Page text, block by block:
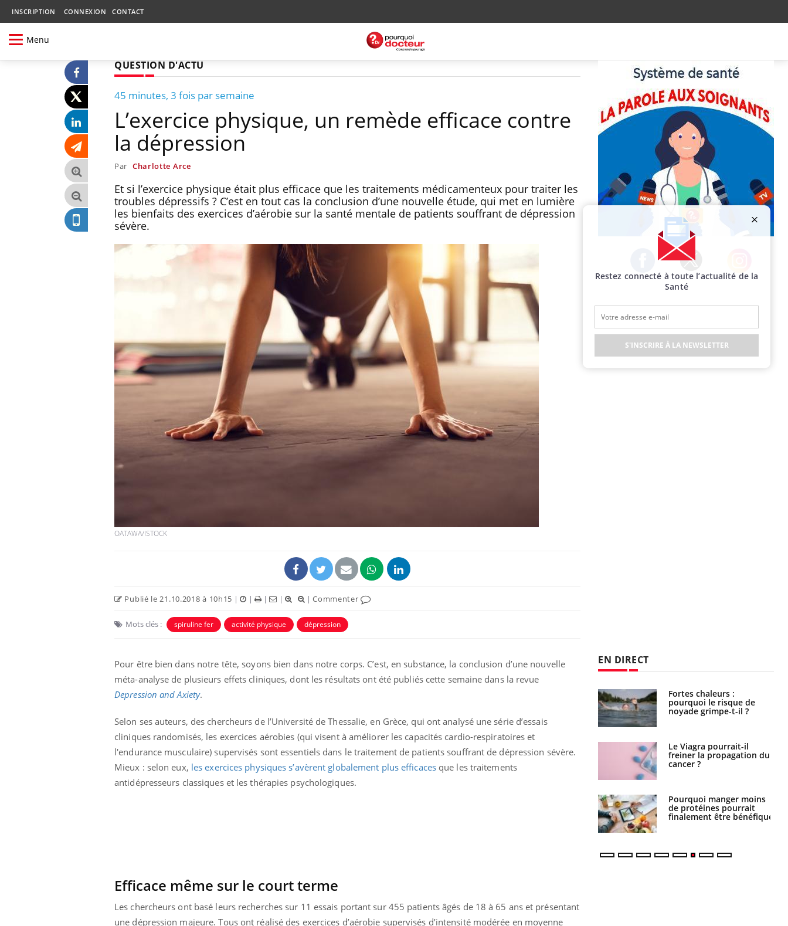
INSCRIPTION CONNEXION CONTACT
Menu
QUESTION D'ACTU
45 minutes, 3 fois par semaine
L’exercice physique, un remède efficace contre
la dépression
Par Charlotte Arce
Et si l’exercice physique était plus efficace que les traitements médicamenteux pour traiter les
troubles dépressifs ? C’est en tout cas la conclusion d’une nouvelle étude, qui met en lumière
les bienfaits des exercices d’aérobie sur la santé mentale de patients souffrant de dépression
sévère.
OATAWA/ISTOCK
Publié le 21.10.2018 à 10h15 | | | | |Commenter
Mots clés : spiruline fer activité physique dépression
Pour être bien dans notre tête, soyons bien dans notre corps. C’est, en substance, la conclusion d’une nouvelle
méta-analyse de plusieurs effets cliniques, dont les résultats ont été publiés cette semaine dans la revue
Depression and Axiety.
Selon ses auteurs, des chercheurs de l’Université de Thessalie, en Grèce, qui ont analysé une série d’essais
cliniques randomisés, les exercices aérobies (qui visent à améliorer les capacités cardio-respiratoires et
l'endurance musculaire) supervisés sont essentiels dans le traitement de patients souffrant de dépression sévère.
Mieux : selon eux, les exercices physiques s’avèrent globalement plus efficacesque les traitements
antidépresseurs classiques et les thérapies psychologiques.
Efficace même sur le court terme
Les chercheurs ont basé leurs recherches sur 11 essais portant sur 455 patients âgés de 18 à 65 ans et présentant
une dépression majeure. Tous ont réalisé des exercices d’aérobie supervisés d’intensité modérée en moyenne
Facebook Twitter Instagram
EN DIRECT
Comment oublier les
écrans en vacances ?
Toujours connectés :
comment le travail
empiète de plus en plus
sur nos soirées
France ?
Les médicaments GLP-1
protègent-ils aussi les os
?
VIH : la fin du comprimé
tous les jours se profile-t-
elle enfin ?
Fortes chaleurs :
pourquoi le risque de
noyade grimpe-t-il ?
Le Viagra pourrait-il
freiner la propagation du
cancer ?
Pourquoi manger moins
de protéines pourrait
finalement être bénéfique
Restez connecté à toute l’actualité de la
Santé
S'INSCRIRE À LA NEWSLETTER